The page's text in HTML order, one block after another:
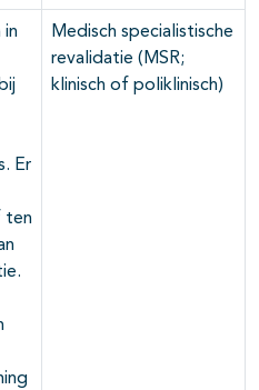
in
Er
ten
Medisch specialistische
revalidatie (MSR;
klinisch of poliklinisch)